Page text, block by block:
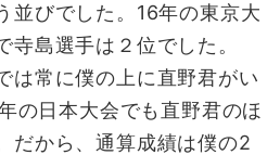
並びでした。16年の東京大
寺島選手は２位でした。
常に僕の上に直野君がい
の日本大会でも直野君のほ
だから、通算成績は僕の2